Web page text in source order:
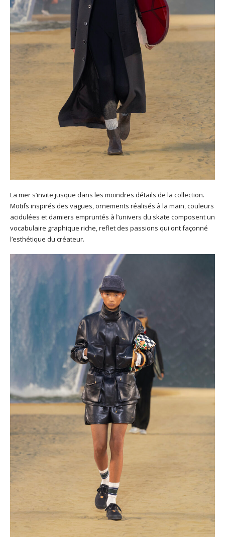
La mer s’invite jusque dans les moindres détails de la collection.
Motifs inspirés des vagues, ornements réalisés à la main, couleurs
acidulées et damiers empruntés à l’univers du skate composent un
vocabulaire graphique riche, reflet des passions qui ont façonné
l’esthétique du créateur.